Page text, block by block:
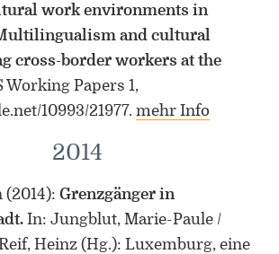
work environments in
and cultural
cross-border workers at the
Working Papers 1,
10993/21977. mehr Info
2014
(2014): Grenzgänger in
In: Jungblut, Marie-Paule /
Heinz (Hg.): Luxemburg, eine